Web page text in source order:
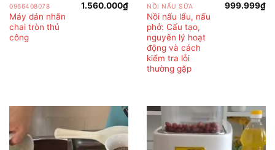
0966408078
Máy dán nhãn
chai tròn thủ
công
1.560.000₫ NỒI NẤU SỮA
Nồi nấu lẩu, nấu
phở: Cấu tạo,
nguyên lý hoạt
động và cách
kiểm tra lỗi
thường gặp
999.999₫